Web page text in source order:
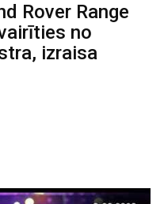
Rover Range
no
izraisa